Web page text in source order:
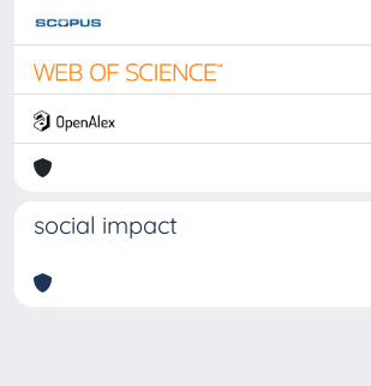
social impact